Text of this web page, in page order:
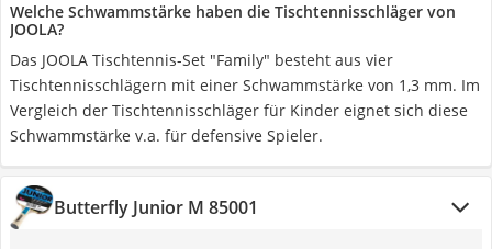
Welche Schwammstärke haben die Tischtennisschläger von
JOOLA?
Das JOOLA Tischtennis-Set "Family" besteht aus vier
Tischtennisschlägern mit einer Schwammstärke von 1,3 mm. Im
Vergleich der Tischtennisschläger für Kinder eignet sich diese
Schwammstärke v.a. für defensive Spieler.
Butterfly Junior M 85001